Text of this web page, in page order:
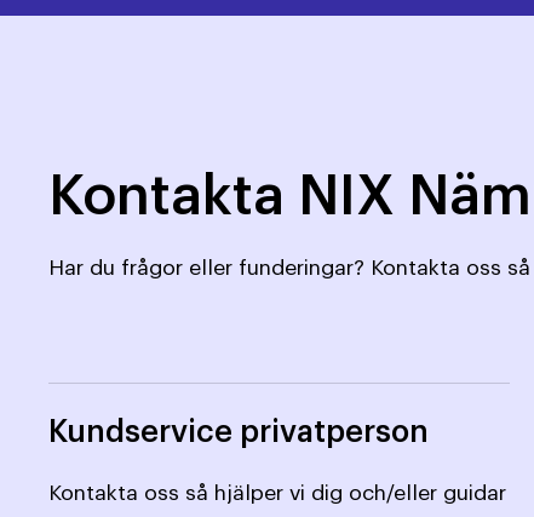
Kontakta NIX
Har du frågor eller funderingar? Kontakta oss
Kundservice privatperson
Kontakta oss så hjälper vi dig och/eller guidar